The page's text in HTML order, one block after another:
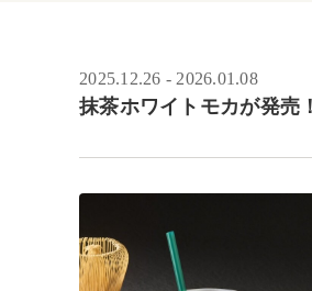
2025.12.26 - 2026.01.08
抹茶ホワイトモカが発売！